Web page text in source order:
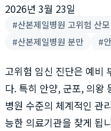
2026년 3월 23일
#산본제일병원 고위험 산모
#산본제일병원 분만 #
고위험 임신 진단은 예비
다. 특히 안양, 군포, 의왕
병원 수준의 체계적인 관
능한 의료기관을 찾게 됩